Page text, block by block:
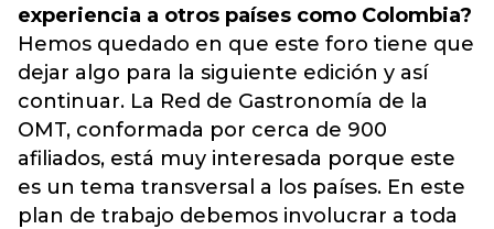
experiencia a otros países como Colombia?
Hemos quedado en que este foro tiene que
dejar algo para la siguiente edición y así
continuar. La Red de Gastronomía de la
OMT, conformada por cerca de 900
afiliados, está muy interesada porque este
es un tema transversal a los países. En este
plan de trabajo debemos involucrar a toda